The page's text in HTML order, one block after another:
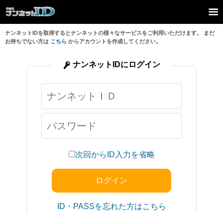
ナンネットIDを取得するとナンネットの様々なサービスをご利用いただけます。 まだ
お持ちでない方は こちら からアカウントを作成してください。
次回からID入力を省略
ID・PASSを忘れた方はこちら
ナンネットIDにログイン